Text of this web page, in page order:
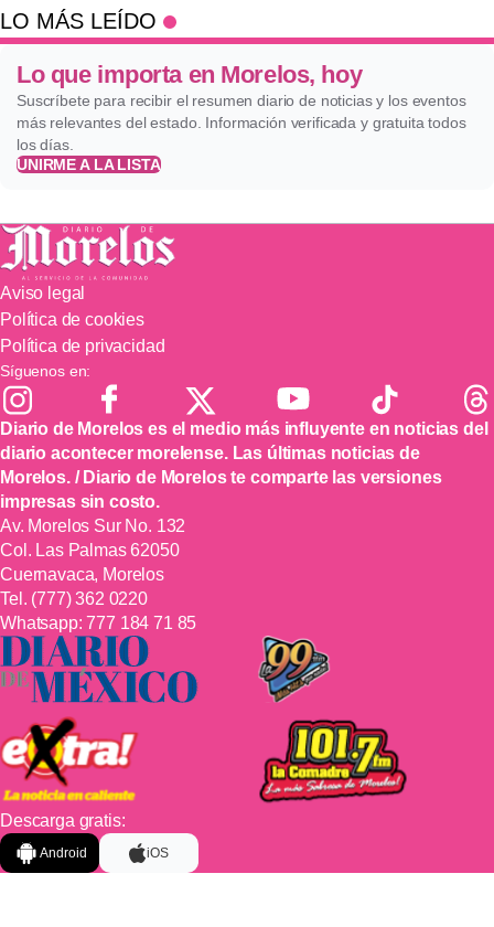
LO MÁS LEÍDO
Lo que importa en Morelos, hoy
Suscríbete para recibir el resumen diario de noticias y los eventos
más relevantes del estado. Información verificada y gratuita todos
los días.
UNIRME A LA LISTA
Aviso legal
Política de cookies
Política de privacidad
Síguenos en:
Diario de Morelos es el medio más influyente en noticias del
diario acontecer morelense. Las últimas noticias de
Morelos. / Diario de Morelos te comparte las versiones
impresas sin costo.
Av. Morelos Sur No. 132
Col. Las Palmas 62050
Cuernavaca, Morelos
Tel. (777) 362 0220
Whatsapp:777 184 71 85
Descarga gratis:
Android iOS